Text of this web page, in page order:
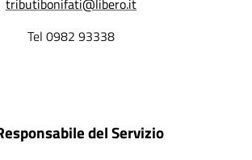
Tel 0982 93338
del Servizio